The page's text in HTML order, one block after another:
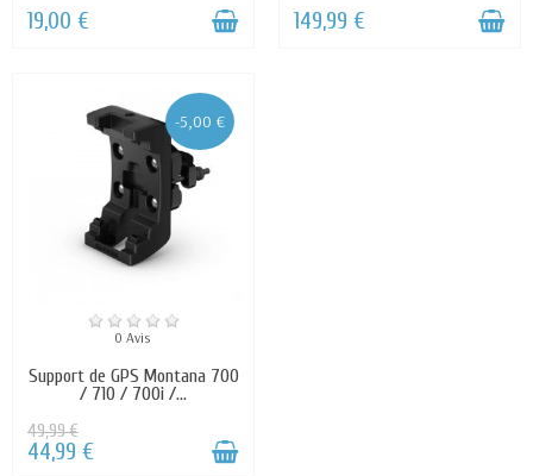
19,00 € 149,99 €
-5,00 €
0 Avis
Support de GPS Montana 700
/ 710 / 700i /...
49,99 €
44,99 €